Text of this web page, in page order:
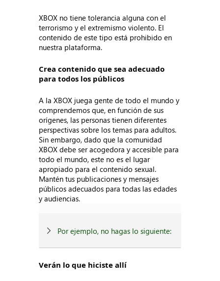
XBOX no tiene tolerancia alguna con el
terrorismo y el extremismo violento. El
contenido de este tipo está prohibido en
nuestra plataforma.
Crea contenido que sea adecuado
para todos los públicos
A la XBOX juega gente de todo el mundo y
comprendemos que, en función de sus
orígenes, las personas tienen diferentes
perspectivas sobre los temas para adultos.
Sin embargo, dado que la comunidad
XBOX debe ser acogedora y accesible para
todo el mundo, este no es el lugar
apropiado para el contenido sexual.
Mantén tus publicaciones y mensajes
públicos adecuados para todas las edades
y audiencias.
Por ejemplo, no hagas lo siguiente:
Verán lo que hiciste allí